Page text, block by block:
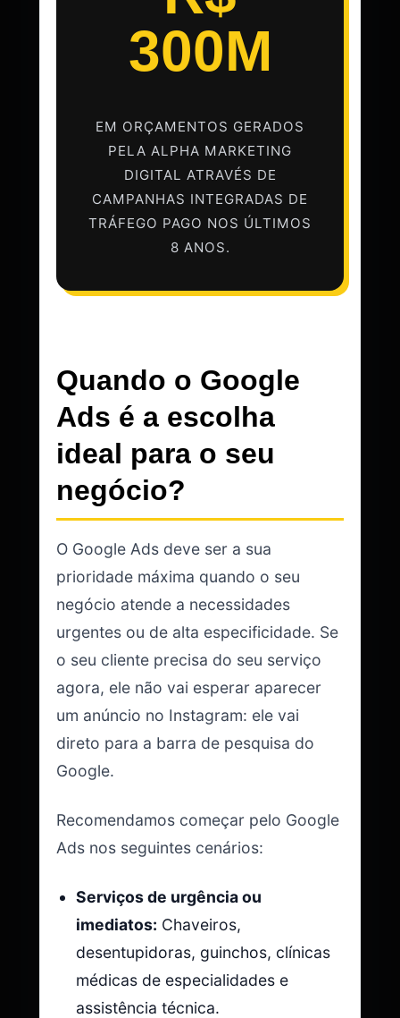
300M
EM ORÇAMENTOS GERADOS
PELA ALPHA MARKETING
DIGITAL ATRAVÉS DE
CAMPANHAS INTEGRADAS DE
TRÁFEGO PAGO NOS ÚLTIMOS
8 ANOS.
Quando o Google
Ads é a escolha
ideal para o seu
negócio?
O Google Ads deve ser a sua
prioridade máxima quando o seu
negócio atende a necessidades
urgentes ou de alta especificidade. Se
o seu cliente precisa do seu serviço
agora, ele não vai esperar aparecer
um anúncio no Instagram: ele vai
direto para a barra de pesquisa do
Google.
Recomendamos começar pelo Google
Ads nos seguintes cenários:
Serviços de urgência ou
imediatos: Chaveiros,
desentupidoras, guinchos, clínicas
médicas de especialidades e
assistência técnica.